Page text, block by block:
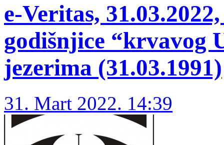
e-Veritas,
godišnjice “krvavog
jezerima (31.03.1991)
31. Mart 2022. 14:39